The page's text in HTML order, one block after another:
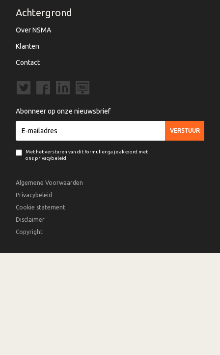
Achtergrond
Over NSMA
Klanten
Contact
Abonneer op onze nieuwsbrief
Met het versturen van dit formulier ga je akkoord met
ons privacybeleid
Algemene Voorwaarden
Privacybeleid
Cookie statement
Disclaimer
Copyright